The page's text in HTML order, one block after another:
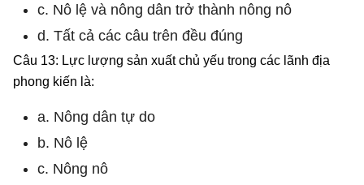
c. Nô lệ và nông dân trở thành nông nô
d. Tất cả các câu trên đều đúng
Câu 13: Lực lượng sản xuất chủ yếu trong các lãnh địa
phong kiến là:
a. Nông dân tự do
b. Nô lệ
c. Nông nô